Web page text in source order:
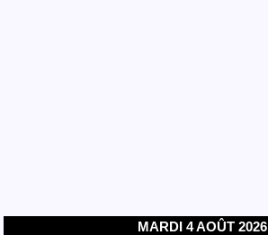
MARDI 4 AOÛT 2026